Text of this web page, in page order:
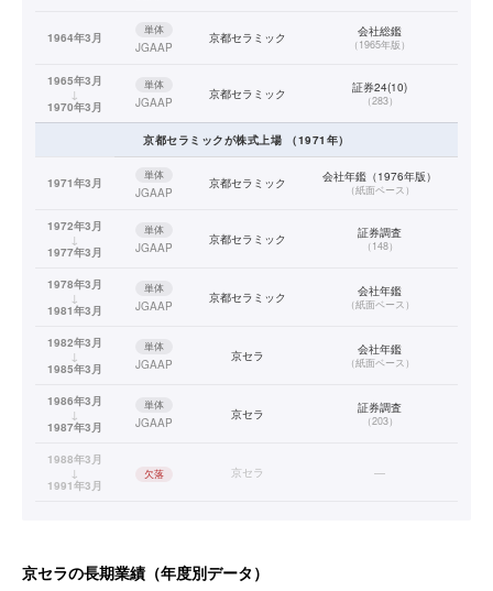
1964年3月
単体
JGAAP
京都セラミック 会社総鑑
（1965年版）
1965年3月
↓
1970年3月
単体
JGAAP
京都セラミック 証券24(10)
（283）
京都セラミックが株式上場 （1971 年）
1971年3月
単体
JGAAP
京都セラミック 会社年鑑（1976年版）
（紙面ベース）
1972年3月
↓
1977年3月
単体
JGAAP
京都セラミック 証券調査
（148）
1978年3月
↓
1981年3月
単体
JGAAP
京都セラミック 会社年鑑
（紙面ベース）
1982年3月
↓
1985年3月
単体
JGAAP
京セラ 会社年鑑
（紙面ベース）
1986年3月
↓
1987年3月
単体
JGAAP
京セラ 証券調査
（203）
1988年3月
↓
1991年3月
欠落 京セラ —
2002年3月
連結
京セラの長期業績（年度別データ）